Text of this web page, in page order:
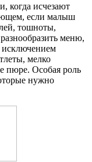
когда исчезают
если малыш
тошноты,
меню,
исключением
мелко
пюре. Особая роль
нужно